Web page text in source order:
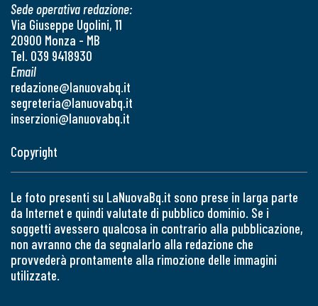
Sede operativa redazione:
Via Giuseppe Ugolini, 11
20900 Monza - MB
Tel. 039 9418930
Email
redazione@lanuovabq.it
segreteria@lanuovabq.it
inserzioni@lanuovabq.it
Copyright
Le foto presenti su LaNuovaBq.it sono prese in larga parte
da Internet e quindi valutate di pubblico dominio. Se i
soggetti avessero qualcosa in contrario alla pubblicazione,
non avranno che da segnalarlo alla redazione che
provvederà prontamente alla rimozione delle immagini
utilizzate.